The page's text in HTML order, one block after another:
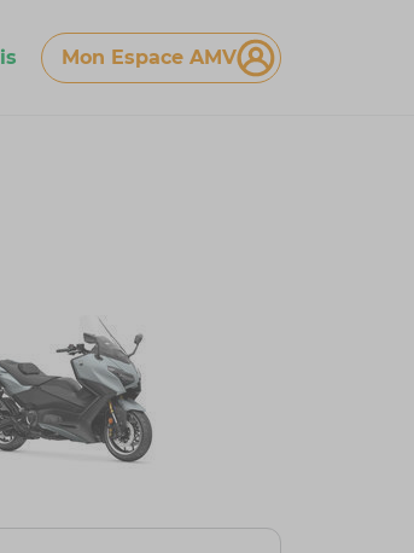
Mon Espace AMV